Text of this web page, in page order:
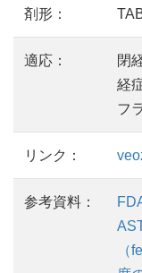
剤形：
適応：
閉
経
フ
リンク：
参考資料：
（